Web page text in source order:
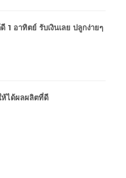
1 อาทิตย์ รับเงินเลย ปลูกง่ายๆ
ห้ได้ผลผลิตที่ดี